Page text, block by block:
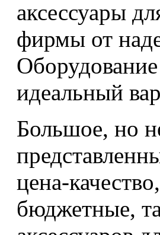
аксессуары
фирмы от
идеальный
Большое, но
цена-
бюджетные,